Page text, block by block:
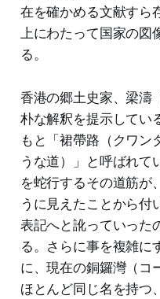
在を確かめる文献す
上にわたって国家の図
る。
香港の郷土史家、梁濤
朴な解釈を提示してい
もと「裙帶路（クワン
うな道）」と呼ばれて
を蛇行するその道筋が
うに見えたことから付
表記へと訛っていった
る。さらに事を複雑に
に、現在の銅鑼灣（コ
ほとんど同じ名を持つ